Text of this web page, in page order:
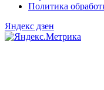
Политика
Яндекс дзен